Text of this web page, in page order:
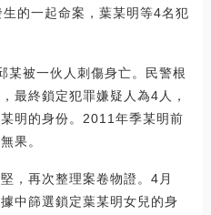
的一起命案，葉某明等4名犯
某被一伙人刺傷身亡。民警根
最終鎖定犯罪嫌疑人為4人，
明的身份。2011年季某明前
果。
，再次整理案卷物證。4月
中篩選鎖定葉某明女兒的身